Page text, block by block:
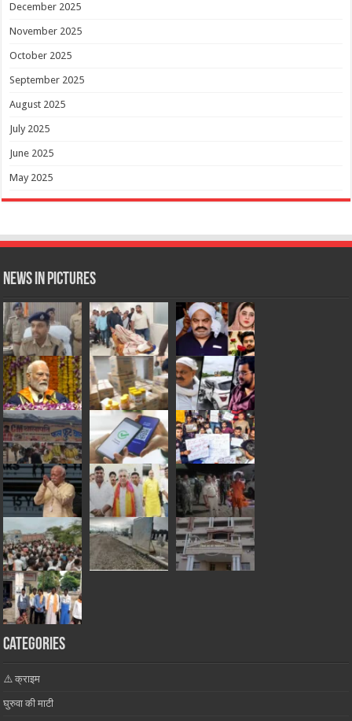
December 2025
November 2025
October 2025
September 2025
August 2025
July 2025
June 2025
May 2025
News in Pictures
Categories
⚠️ क्राइम
घुरुवा की माटी